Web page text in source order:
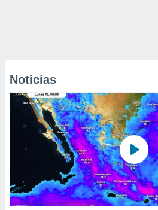
Noticias